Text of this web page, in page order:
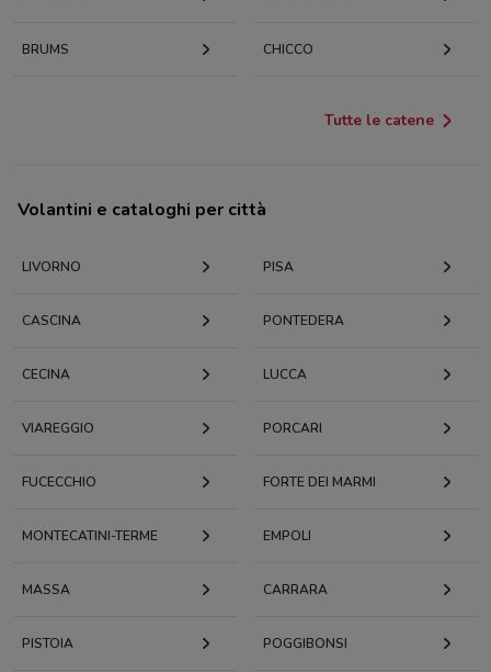
BRUMS CHICCO
Tutte le catene
Volantini e cataloghi per città
LIVORNO PISA
CASCINA PONTEDERA
CECINA LUCCA
VIAREGGIO PORCARI
FUCECCHIO FORTE DEI MARMI
MONTECATINI-TERME EMPOLI
MASSA CARRARA
PISTOIA POGGIBONSI